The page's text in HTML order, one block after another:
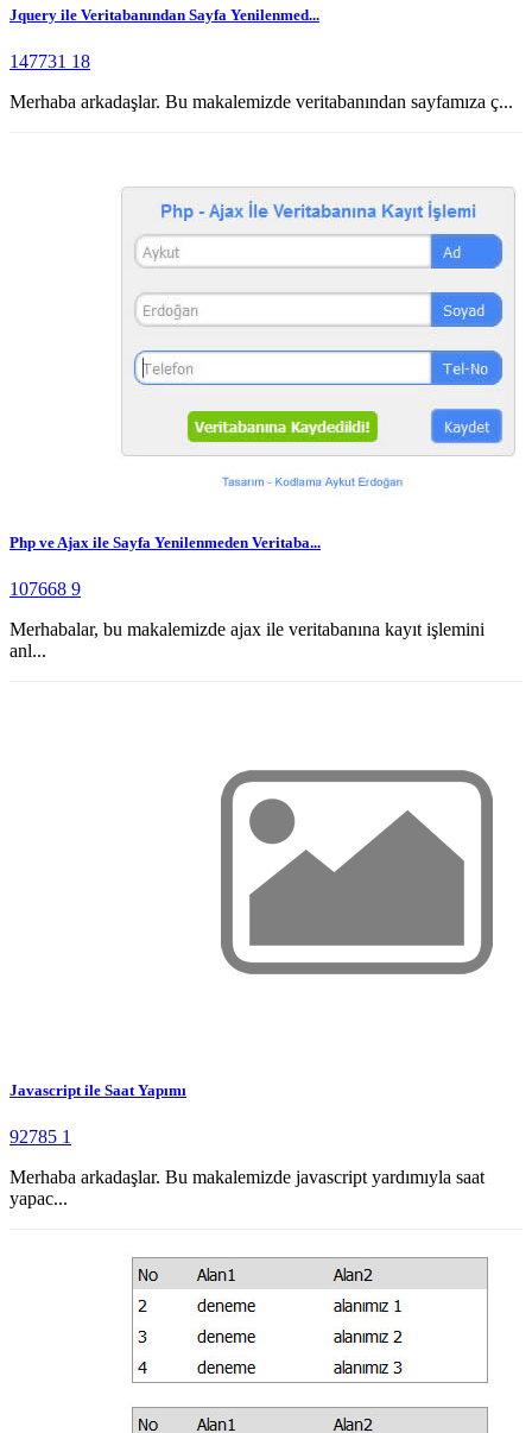
Jquery ile Veritabanından Sayfa Yenilenmed...
147731 18
Merhaba arkadaşlar. Bu makalemizde veritabanından sayfamıza ç...
Php ve Ajax ile Sayfa Yenilenmeden Veritaba...
107668 9
Merhabalar, bu makalemizde ajax ile veritabanına kayıt işlemini
anl...
Javascript ile Saat Yapımı
92785 1
Merhaba arkadaşlar. Bu makalemizde javascript yardımıyla saat
yapac...